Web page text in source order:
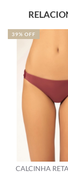
CALCINHA
39% OFF